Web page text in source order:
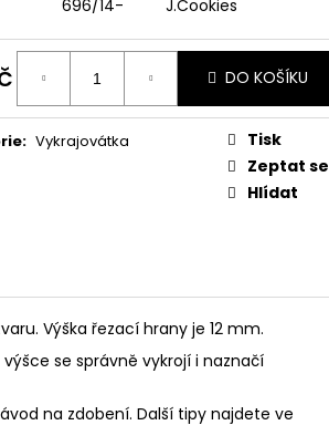
696/14-
J.Cookies
DO KOŠÍKU
: Vykrajovátka
Tisk
Zeptat se
Hlídat
Výška řezací hrany je 12 mm.
se správně vykrojí i naznačí
na zdobení. Další tipy najdete ve
KOLEKCE